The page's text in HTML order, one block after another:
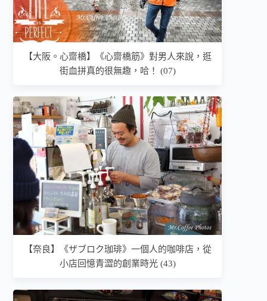
【大阪。心齋橋】《心齋橋筋》對男人來說，逛
街血拼真的很無趣，哈！ (07)
【奈良】《ザブロク珈琲》一個人的咖啡店，從
小店回憶青澀的創業時光 (43)